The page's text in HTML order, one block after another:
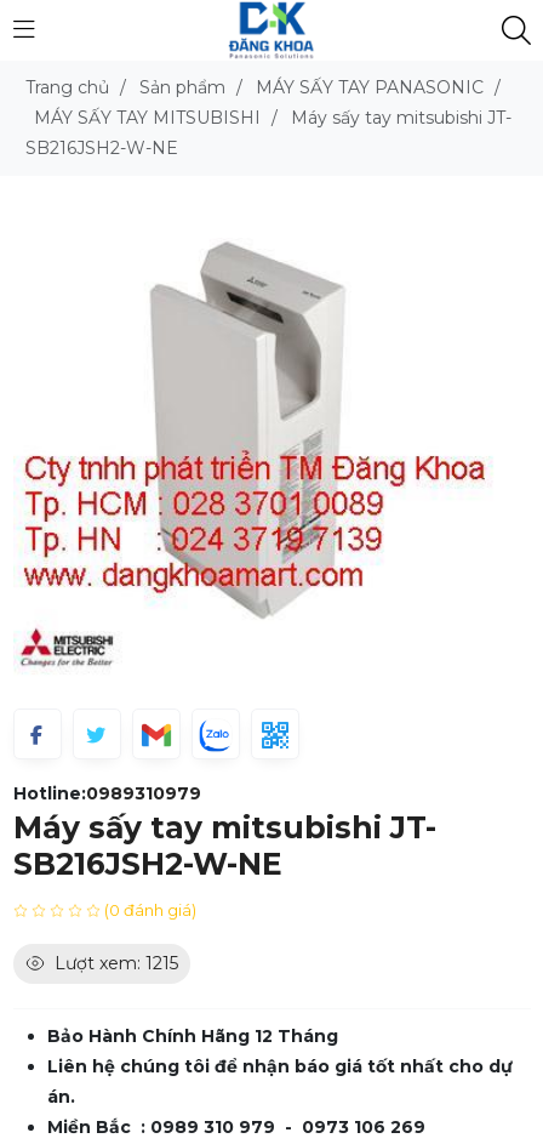
Trang chủ / Sản phẩm / MÁY SẤY TAY PANASONIC /
MÁY SẤY TAY MITSUBISHI
/
Máy sấy tay mitsubishi JT-
SB216JSH2-W-NE
Hotline:0989310979
Máy sấy tay mitsubishi JT-
SB216JSH2-W-NE
(0 đánh giá)
Lượt xem: 1215
Bảo Hành Chính Hãng 12 Tháng
Liên hệ chúng tôi để nhận báo giá tốt nhất cho dự
án.
Miền Bắc : 0989 310 979 - 0973 106 269